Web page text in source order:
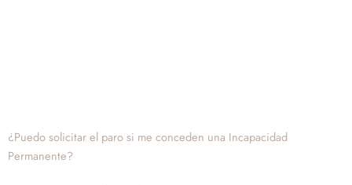
¿Puedo solicitar el paro si me conceden una Incapacidad
Permanente?